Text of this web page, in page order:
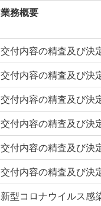
業務概要
交付内容の精査及び決
交付内容の精査及び決
交付内容の精査及び決
交付内容の精査及び決
交付内容の精査及び決
交付内容の精査及び決
新型コロナウイルス感